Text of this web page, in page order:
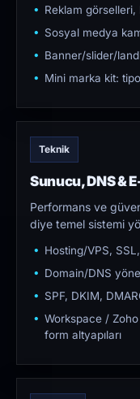
Reklam görselleri,
Sosyal medya
Banner/slider/
Mini marka kit:
Teknik
Sunucu, DNS &
Performans ve
diye temel sistemi
Hosting/VPS,
Domain/DNS
SPF, DKIM,
Workspace /
form altyapıları